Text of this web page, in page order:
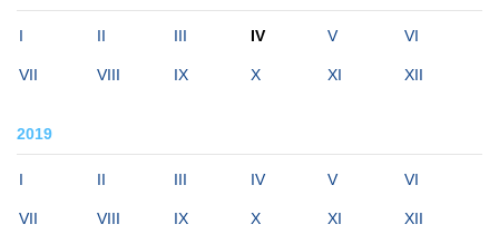
I II III IV V VI
VII VIII IX X XI XII
2019
I II III IV V VI
VII VIII IX X XI XII